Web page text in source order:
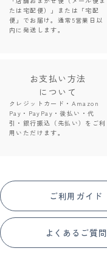
たは宅配便）」または「宅配
便」でお届け。通常5営業日以
内に発送します。
お支払い方法
について
クレジットカード・Amazon
Pay・PayPay・後払い・代
引・銀行振込（先払い）をご利
用いただけます。
ご利用ガイド
よくあるご質問